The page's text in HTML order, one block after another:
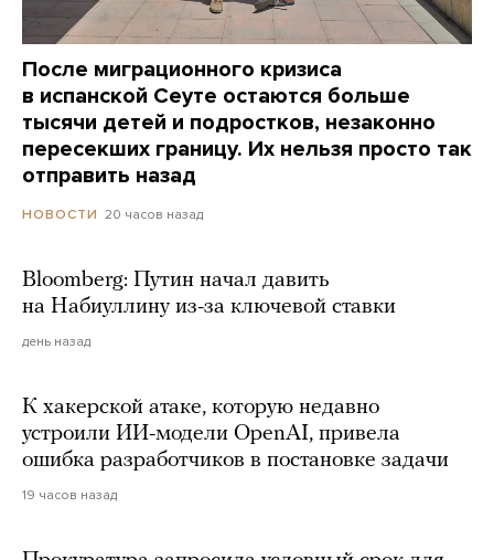
После миграционного кризиса
в испанской Сеуте остаются больше
тысячи детей и подростков, незаконно
пересекших границу. Их нельзя просто так
отправить назад
НОВОСТИ 20 часов назад
Bloomberg: Путин начал давить
на Набиуллину из-за ключевой ставки
день назад
К хакерской атаке, которую недавно
устроили ИИ-модели OpenAI, привела
ошибка разработчиков в постановке задачи
19 часов назад